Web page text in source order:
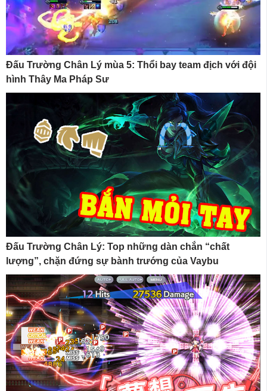
Đấu Trường Chân Lý mùa 5: Thổi bay team địch với đội
hình Thây Ma Pháp Sư
Đấu Trường Chân Lý: Top những dàn chắn “chất
lượng”, chặn đứng sự bành trướng của Vaybu